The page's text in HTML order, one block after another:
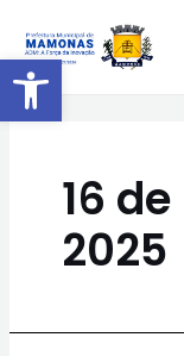
Barra de
16
2025